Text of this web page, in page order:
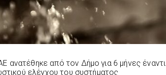
ανατέθηκε από τον Δήμο για 6 μήνες έναντι
ελέγχου του συστήματος